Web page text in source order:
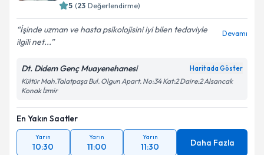
5 (23 Değerlendirme)
İşinde uzman ve hasta psikolojisini iyi bilen tedaviyle
ilgili net...
Devamı
Dt. Didem Genç Muayenehanesi Haritada Göster
Kültür Mah.Talatpaşa Bul. Olgun Apart. No:34 Kat:2 Daire:2 Alsancak
Konak İzmir
En Yakın Saatler
Yarın
10:30
Yarın
11:00
Yarın
11:30 Daha Fazla